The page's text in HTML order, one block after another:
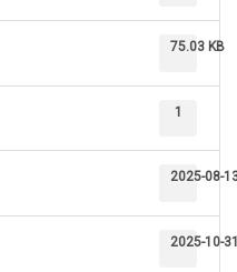
75.03 KB
1
2025-08-
2025-10-